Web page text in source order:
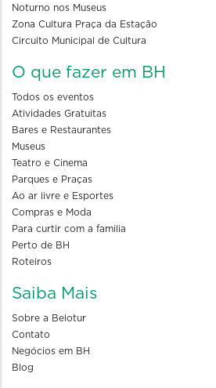
Noturno nos Museus
Zona Cultura Praça da Estação
Circuito Municipal de Cultura
O que fazer em BH
Todos os eventos
Atividades Gratuitas
Bares e Restaurantes
Museus
Teatro e Cinema
Parques e Praças
Ao ar livre e Esportes
Compras e Moda
Para curtir com a familia
Perto de BH
Roteiros
Saiba Mais
Sobre a Belotur
Contato
Negócios em BH
Blog